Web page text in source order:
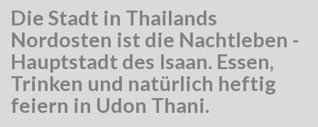
Die Stadt in Thailands
Nordosten ist die Nachtleben -
Hauptstadt des Isaan. Essen,
Trinken und natürlich heftig
feiern in Udon Thani.